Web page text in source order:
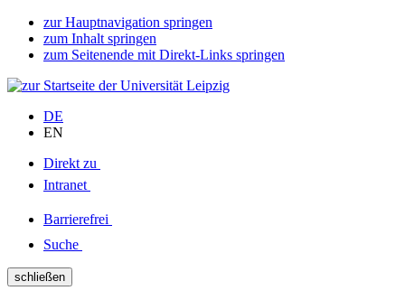
zur Hauptnavigation springen
zum Inhalt springen
zum Seitenende mit Direkt-Links springen
DE
EN
Direkt zu
Intranet
Barrierefrei
Suche
schließen